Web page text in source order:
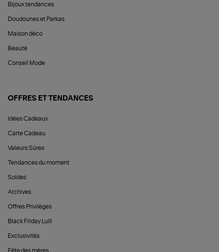
Bijoux tendances
Doudounes et Parkas
Maison déco
Beauté
Conseil Mode
OFFRES ET TENDANCES
Idées Cadeaux
Carte Cadeau
Valeurs Sûres
Tendances du moment
Soldes
Archives
Offres Privilèges
Black Friday Lulli
Exclusivités
Fête des mères